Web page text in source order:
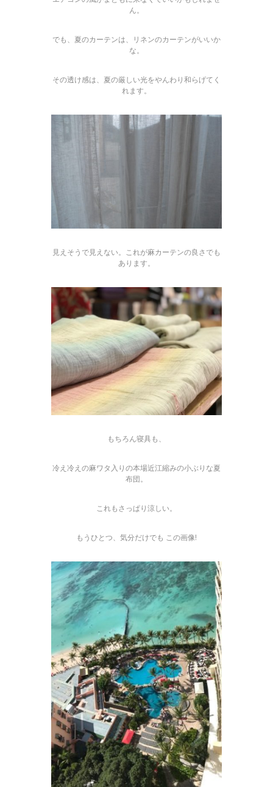
ん。
でも、夏のカーテンは、リネンのカーテンがいいか
な。
その透け感は、夏の厳しい光をやんわり和らげてく
れます。
見えそうで見えない。これが麻カーテンの良さでも
あります。
もちろん寝具も、
冷え冷えの麻ワタ入りの本場近江縮みの小ぶりな夏
布団。
これもさっぱり涼しい。
もうひとつ、気分だけでも この画像!